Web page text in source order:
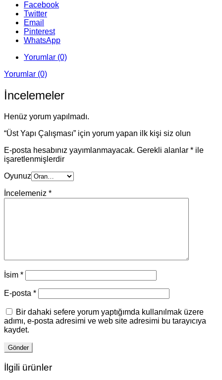
Facebook
Twitter
Email
Pinterest
WhatsApp
Yorumlar (0)
Yorumlar (0)
İncelemeler
Henüz yorum yapılmadı.
“Üst Yapı Çalışması” için yorum yapan ilk kişi siz olun
E-posta hesabınız yayımlanmayacak. Gerekli alanlar * ile
işaretlenmişlerdir
Oyunuz
İncelemeniz *
İsim *
E-posta *
Bir dahaki sefere yorum yaptığımda kullanılmak üzere
adımı, e-posta adresimi ve web site adresimi bu tarayıcıya
kaydet.
İlgili ürünler